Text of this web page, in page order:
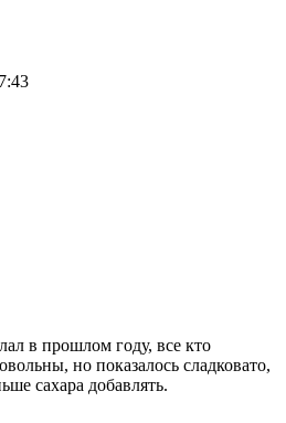
в прошлом году, все кто
но показалось сладковато,
сахара добавлять.